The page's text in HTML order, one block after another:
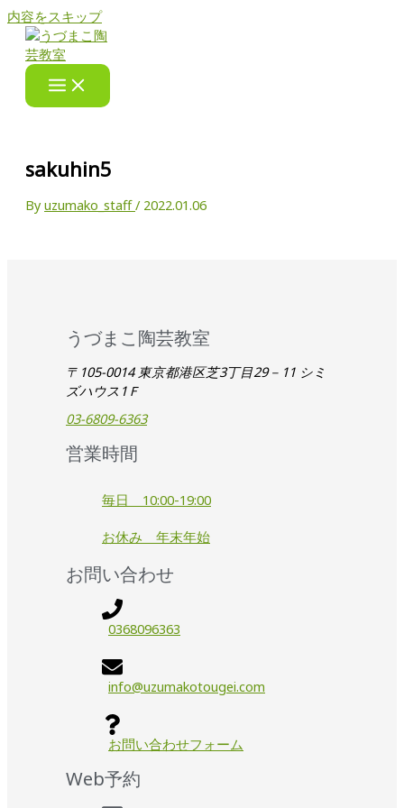
内容をスキップ
sakuhin5
Byuzumako_staff/ 2022.01.06
うづまこ陶芸教室
〒105-0014 東京都港区芝3丁目29－11 シミ
ズハウス1Ｆ
03-6809-6363
営業時間
毎日 10:00-19:00
お休み 年末年始
お問い合わせ
0368096363
info@uzumakotougei.com
お問い合わせフォーム
Web予約